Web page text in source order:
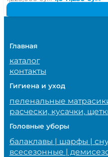
цена
1,225,000 сум.
Главная
каталог
контакты
Гигиена и уход
пеленальные
расчески, кусачки,
Головные уборы
балаклавы | шарфы |
всесезонные |